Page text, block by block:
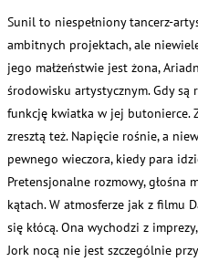
Sunil to niespełniony tancerz-
ambitnych projektach, ale
jego małżeństwie jest żona,
środowisku artystycznym. Gdy są
funkcję kwiatka w jej butonierce.
zresztą też. Napięcie rośnie, a
pewnego wieczora, kiedy para
Pretensjonalne rozmowy, głośna
kątach. W atmosferze jak z filmu
się kłócą. Ona wychodzi z
Jork nocą nie jest szczególnie